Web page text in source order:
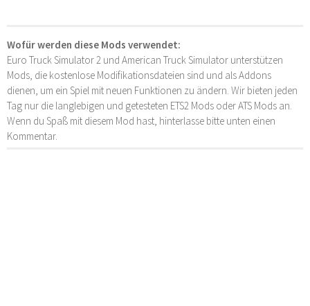
Wofür werden diese Mods verwendet:
Euro Truck Simulator 2 und American Truck Simulator unterstützen
Mods, die kostenlose Modifikationsdateien sind und als Addons
dienen, um ein Spiel mit neuen Funktionen zu ändern. Wir bieten jeden
Tag nur die langlebigen und getesteten ETS2 Mods oder ATS Mods an.
Wenn du Spaß mit diesem Mod hast, hinterlasse bitte unten einen
Kommentar.